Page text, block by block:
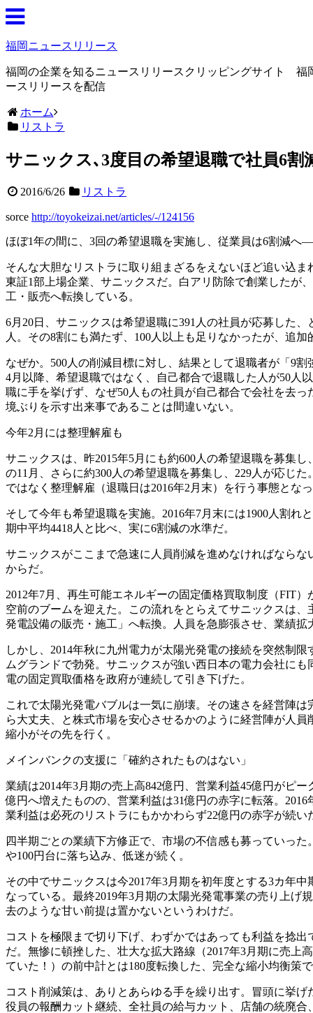
福岡ニュースリリース
福岡の企業を知るニュースリリースクリッピングサイト 福
ースリリースを配信
ホーム
リストラ
サニックス､3度目の希望退職で社員6割
2016/6/26 リストラ
sorce http://toyokeizai.net/articles/-/124156
ほぼ1年の間に、3回の希望退職を実施し、従業員は6割減
そんな大胆なリストラに取り組まざるをえないほど追い込
東証1部上場企業、サニックスだ。白アリ防除で創業したが
工・販売へ転換している。
6月20日、サニックスは希望退職に391人の社員が応募した
人。その8割にも満たず、100人以上も足りなかったが、追
なぜか。500人の削減目標に対し、結果として退職者が「9
4月以降、希望退職ではなく、自己都合で退職した人が50人
職に手を挙げず、なぜ50人もの社員が自己都合で会社を去
境ぶりを示す出来事であることは間違いない。
今年2月には整理解雇も
サニックスは、昨2015年5月にも約600人の希望退職を募集
の11月、さらに約300人の希望退職を募集し、229人が応じ
ではなく整理解雇（退職日は2016年2月末）を行う事態とな
そして今年も希望退職を実施。2016年7月末には1900人割れ
期中平均4418人と比べ、実に6割減の水準だ。
サニックスがここまで急速に人員削減を進めなければなら
からだ。
2012年7月、再生可能エネルギーの固定価格買取制度（FIT
空前のブームを迎えた。この流れをとらえてサニックスは
発電設備の販売・施工」へ転換。人員を急膨張させ、業績拡
しかし、2014年秋に九州電力が太陽光発電の接続を突然制
ムグランドで勃発。サニックスが強い西日本の電力会社に
電の固定買取価格を政府が連続して引き下げた。
これで太陽光発電バブルは一気に崩壊。その速さを経営陣
ら大丈夫、と株式市場を安心させるかのように経営陣が人
縮小がその先を行く。
メインバンクの支援に「確約されたものはない」
業績は2014年3月期の売上高842億円、営業利益45億円がピ
億円へ増えたものの、営業利益は31億円の赤字に転落。
業利益は必死のリストラにもかかわらず22億円の赤字が続い
四半期ごとの業績下方修正で、市場の不信感も募っていった
や100円台に落ち込み、低迷が続く。
その中でサニックスは今2017年3月期を初年度とする3カ年
なっている。最終2019年3月期の太陽光発電事業の売り上げ
去のような甘い前提は置かないというわけだ。
コストを極限まで切り下げ、わずかではあっても利益を捻
だ。無惨に頓挫した、壮大な拡大路線（2017年3月期に売上
ていた！）の前中計とは180度転換した、完全な縮小均衡策
コスト削減策は、ありとあらゆる手を繰り出す。冒頭に挙
役員の報酬カット継続、全社員の給与カット、店舗の統廃